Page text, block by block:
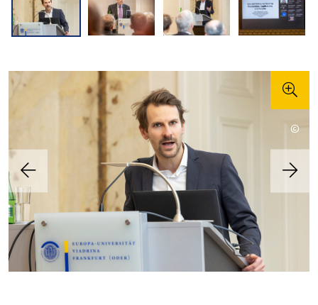
Previous
©
©
©
©
©
©
©
©
©